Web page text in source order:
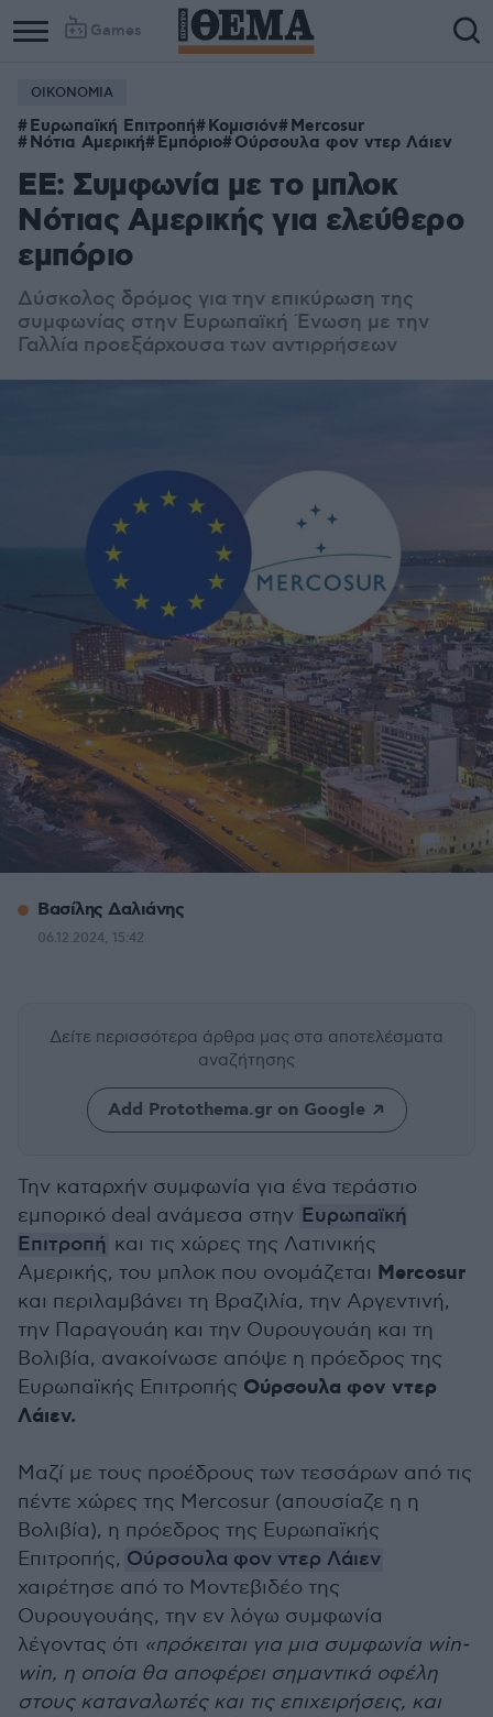
Games
ΟΙΚΟΝΟΜΙΑ
Ευρωπαϊκή Επιτροπή Κομισιόν Mercosur
Νότια Αμερική Εμπόριο Ούρσουλα φον ντερ Λάιεν
ΕΕ: Συμφωνία με το μπλοκ
Νότιας Αμερικής για ελεύθερο
εμπόριο
Δύσκολος δρόμος για την επικύρωση της
συμφωνίας στην Ευρωπαϊκή Ένωση με την
Γαλλία προεξάρχουσα των αντιρρήσεων
Βασίλης Δαλιάνης
06.12.2024, 15:42
Δείτε περισσότερα άρθρα μας στα αποτελέσματα
αναζήτησης
Add Protothema.gr on Google
Την καταρχήν συμφωνία για ένα τεράστιο
εμπορικό deal ανάμεσα στην Ευρωπαϊκή
Επιτροπή και τις χώρες της Λατινικής
Αμερικής, του μπλοκ που ονομάζεται Mercosur
και περιλαμβάνει τη Βραζιλία, την Αργεντινή,
την Παραγουάη και την Ουρουγουάη και τη
Βολιβία, ανακοίνωσε απόψε η πρόεδρος της
Ευρωπαϊκής Επιτροπής Ούρσουλα φον ντερ
Λάιεν.
Μαζί με τους προέδρους των τεσσάρων από τις
πέντε χώρες της Mercosur (απουσίαζε η η
Βολιβία), η πρόεδρος της Ευρωπαϊκής
Επιτροπής, Ούρσουλα φον ντερ Λάιεν
χαιρέτησε από το Μοντεβιδέο της
Ουρουγουάης, την εν λόγω συμφωνία
λέγοντας ότι «πρόκειται για μια συμφωνία win-
win, η οποία θα αποφέρει σημαντικά οφέλη
στους καταναλωτές και τις επιχειρήσεις, και